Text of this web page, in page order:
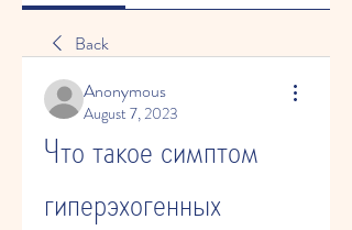
Back
Anonymous
August 7, 2023
Что такое симптом
гиперэхогенных